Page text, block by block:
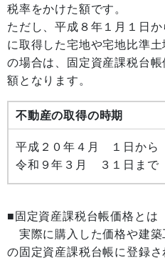
税率をかけた額です。
ただし、平成８年１月１日
に取得した宅地や宅地比準土
の場合は、固定資産課税台
額となります。
不動産の取得の時期
平成２０年４月 １日から
令和９年３月 ３１日まで
■固定資産課税台帳価格とは
実際に購入した価格や建築
の固定資産課税台帳に登録さ